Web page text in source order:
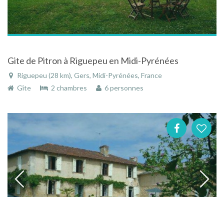
Gite de Pitron à Riguepeu en Midi-Pyrénées
Riguepeu (28 km), Gers, Midi-Pyrénées, France
Gîte
2 chambres 6 personnes